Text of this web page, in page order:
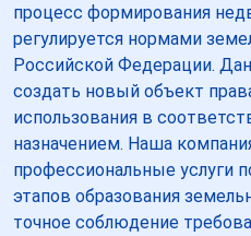
процесс формирования
регулируется нормами
Российской Федерации.
создать новый объект
использования в
назначением. Наша
профессиональные услуги
этапов образования
точное соблюдение